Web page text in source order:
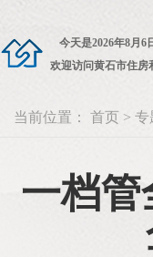
今天是2026年8月6
欢迎访问黄石市住房
当前位置： 首页 > 专
一档